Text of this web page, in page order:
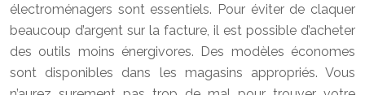
électroménagers sont essentiels. Pour éviter de claquer
beaucoup d’argent sur la facture, il est possible d’acheter
des outils moins énergivores. Des modèles économes
sont disponibles dans les magasins appropriés. Vous